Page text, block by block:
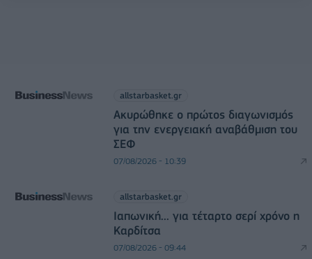
allstarbasket.gr
Ακυρώθηκε ο πρώτος διαγωνισμός
για την ενεργειακή αναβάθμιση του
ΣΕΦ
07/08/2026 - 10:39
allstarbasket.gr
Ιαπωνική... για τέταρτο σερί χρόνο η
Καρδίτσα
07/08/2026 - 09:44